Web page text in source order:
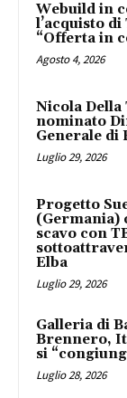
Webuild in
l’acquisto
“Offerta in
Agosto 4, 2026
Nicola
nominato
Generale di
Luglio 29, 2026
Progetto
(Germania)
scavo con
Elba
Luglio 29, 2026
Galleria di
Brennero,
si
Luglio 28, 2026